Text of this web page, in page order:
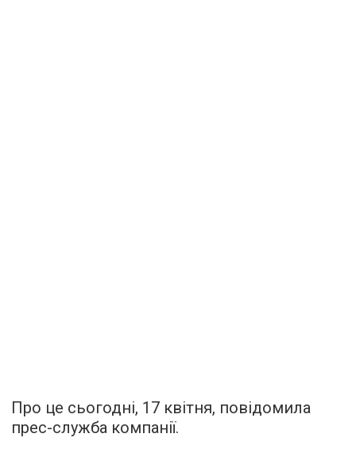
Про це сьогодні, 17 квітня, повідомила
прес-служба компанії.